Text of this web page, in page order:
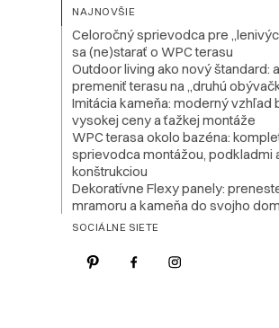
NAJNOVŠIE
Celoročný sprievodca pre
sa (ne)starať o WPC terasu
Outdoor living ako nový štandard:
premeniť terasu na „druhú
Imitácia kameňa: moderný vzhľad
vysokej ceny a ťažkej montáže
WPC terasa okolo bazéna:
sprievodca montážou, podkladmi
konštrukciou
Dekoratívne Flexy panely:
mramoru a kameňa do svojho
SOCIÁLNE SIETE